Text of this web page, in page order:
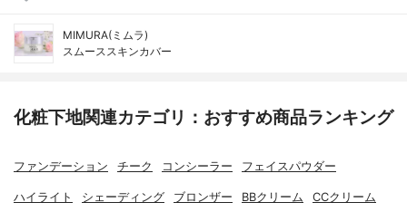
MIMURA(ミムラ)
スムーススキンカバー
化粧下地関連カテゴリ：おすすめ商品ランキング
ファンデーション チーク コンシーラー フェイスパウダー
ハイライト シェーディング ブロンザー BBクリーム CCクリーム